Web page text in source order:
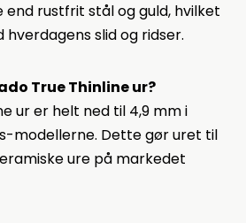
rustfrit stål og guld, hvilket
slid og ridser.
True Thinline ur?
ur er helt ned til 4,9 mm i
modellerne. Dette gør uret til
ure på markedet